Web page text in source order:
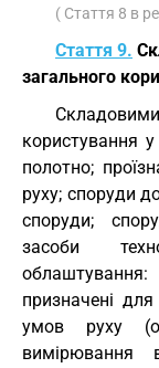
( Стаття 8 в
Стаття 9.
загального
користування
полотно;
руху; споруди
споруди;
засоби
призначені
умов руху
вимірювання